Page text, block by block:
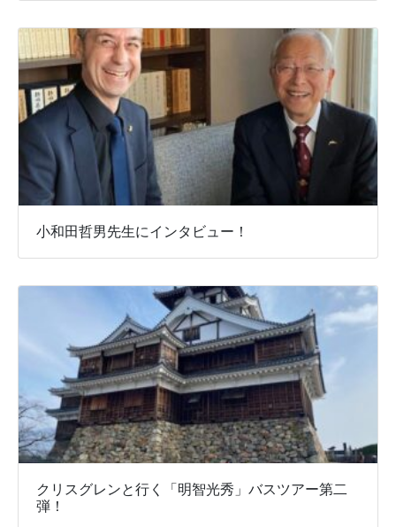
小和田哲男先生にインタビュー！
クリスグレンと行く「明智光秀」バスツアー第二
弾！